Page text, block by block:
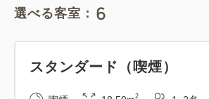
選べる客室： 6
スタンダード（喫煙）
2